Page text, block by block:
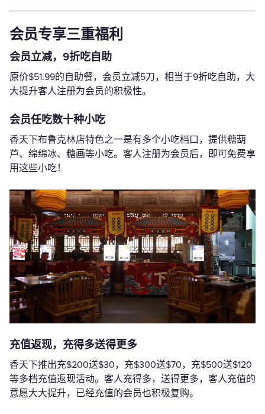
会员专享三重福利
会员立减，9折吃自助
原价$51.99的自助餐，会员立减5刀，相当于9折吃自助，大
大提升客人注册为会员的积极性。
会员任吃数十种小吃
香天下布鲁克林店特色之一是有多个小吃档口，提供糖葫
芦、绵绵冰、糖画等小吃。客人注册为会员后，即可免费享
用这些小吃！
充值返现，充得多送得更多
香天下推出充$200送$30，充$300送$70，充$500送$120
等多档充值返现活动。客人充得多，送得更多，客人充值的
意愿大大提升，已经充值的会员也积极复购。